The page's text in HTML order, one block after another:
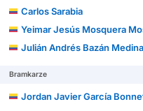
Carlos Sarabia
Yeimar Jesús Mosquera
Julián Andrés Bazán Medina
Bramkarze
Jordan Javier García